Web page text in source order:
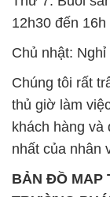
thủ giờ làm
khách hàng và
nhất của nhân
BẢN ĐỒ MAP
TRƯỜNG
ĐỊA CHỈ:
Đông B, Quận
Minh